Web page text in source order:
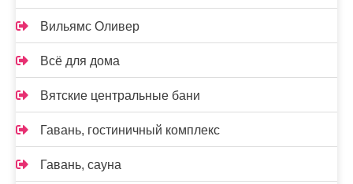
Вильямс Оливер
Всё для дома
Вятские центральные бани
Гавань, гостиничный комплекс
Гавань, сауна